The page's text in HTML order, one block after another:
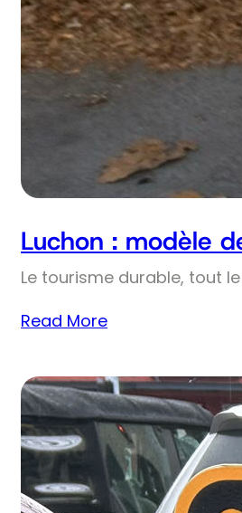
Luchon : modèle
Le tourisme durable, tout
Read More